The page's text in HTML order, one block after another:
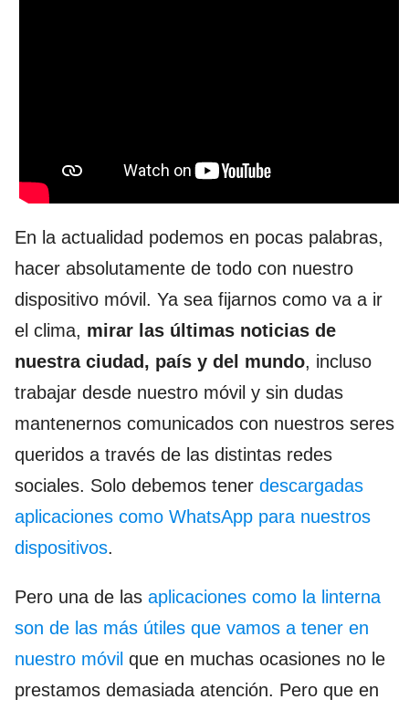
En la actualidad podemos en pocas palabras,
hacer absolutamente de todo con nuestro
dispositivo móvil. Ya sea fijarnos como va a ir
el clima, mirar las últimas noticias de
nuestra ciudad, país y del mundo, incluso
trabajar desde nuestro móvil y sin dudas
mantenernos comunicados con nuestros seres
queridos a través de las distintas redes
sociales. Solo debemos tener descargadas
aplicaciones como WhatsApp para nuestros
dispositivos.
Pero una de las aplicaciones como la linterna
son de las más útiles que vamos a tener en
nuestro móvil que en muchas ocasiones no le
prestamos demasiada atención. Pero que en